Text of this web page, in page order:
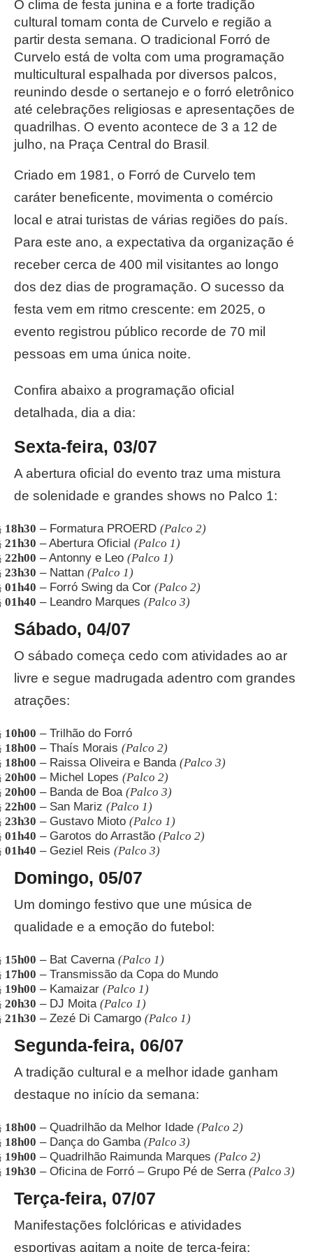
O clima de festa junina e a forte tradição
cultural tomam conta de Curvelo e região a
partir desta semana. O tradicional Forró de
Curvelo está de volta com uma programação
multicultural espalhada por diversos palcos,
reunindo desde o sertanejo e o forró eletrônico
até celebrações religiosas e apresentações de
quadrilhas. O evento acontece de 3 a 12 de
julho, na Praça Central do Brasil .
Criado em 1981, o Forró de Curvelo tem
caráter beneficente, movimenta o comércio
local e atrai turistas de várias regiões do país.
Para este ano, a expectativa da organização é
receber cerca de 400 mil visitantes ao longo
dos dez dias de programação. O sucesso da
festa vem em ritmo crescente: em 2025, o
evento registrou público recorde de 70 mil
pessoas em uma única noite.
Confira abaixo a programação oficial
detalhada, dia a dia:
Sexta-feira, 03/07
A abertura oficial do evento traz uma mistura
de solenidade e grandes shows no Palco 1:
18h30 – Formatura PROERD(Palco 2)
21h30 – Abertura Oficial(Palco 1)
22h00 – Antonny e Leo(Palco 1)
23h30 – Nattan(Palco 1)
01h40 – Forró Swing da Cor(Palco 2)
01h40 – Leandro Marques(Palco 3)
Sábado, 04/07
O sábado começa cedo com atividades ao ar
livre e segue madrugada adentro com grandes
atrações:
10h00 – Trilhão do Forró
18h00 – Thaís Morais(Palco 2)
18h00 – Raissa Oliveira e Banda(Palco 3)
20h00 – Michel Lopes(Palco 2)
20h00 – Banda de Boa(Palco 3)
22h00 – San Mariz(Palco 1)
23h30 – Gustavo Mioto(Palco 1)
01h40 – Garotos do Arrastão(Palco 2)
01h40 – Geziel Reis(Palco 3)
Domingo, 05/07
Um domingo festivo que une música de
qualidade e a emoção do futebol:
15h00 – Bat Caverna(Palco 1)
17h00 – Transmissão da Copa do Mundo
19h00 – Kamaizar(Palco 1)
20h30 – DJ Moita(Palco 1)
21h30 – Zezé Di Camargo(Palco 1)
Segunda-feira, 06/07
A tradição cultural e a melhor idade ganham
destaque no início da semana:
18h00 – Quadrilhão da Melhor Idade(Palco 2)
18h00 – Dança do Gamba(Palco 3)
19h00 – Quadrilhão Raimunda Marques(Palco 2)
19h30 – Oficina de Forró – Grupo Pé de Serra(Palco 3)
Terça-feira, 07/07
Manifestações folclóricas e atividades
esportivas agitam a noite de terça-feira: